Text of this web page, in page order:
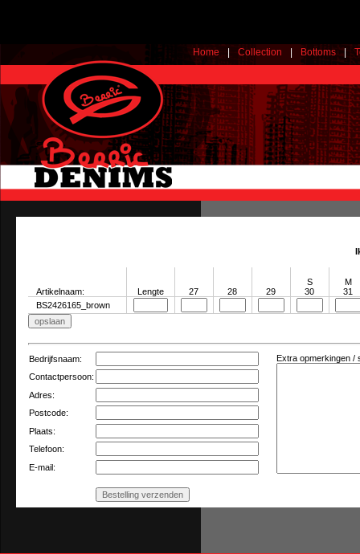
Home Collection Bottoms
S
M
Artikelnaam:
Lengte 27 28 29 30
31
BS2426165_brown
Bedrijfsnaam:
Extra opmerkingen /
Contactpersoon:
Adres:
Postcode:
Plaats:
Telefoon:
E-mail: